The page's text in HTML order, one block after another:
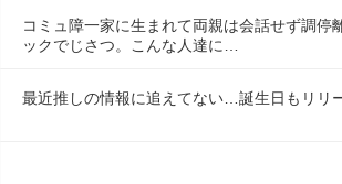
コミュ障一家に生まれて両親は会話せず調停
ックでじさつ。こんな人達に…
最近推しの情報に追えてない…誕生日もリリ